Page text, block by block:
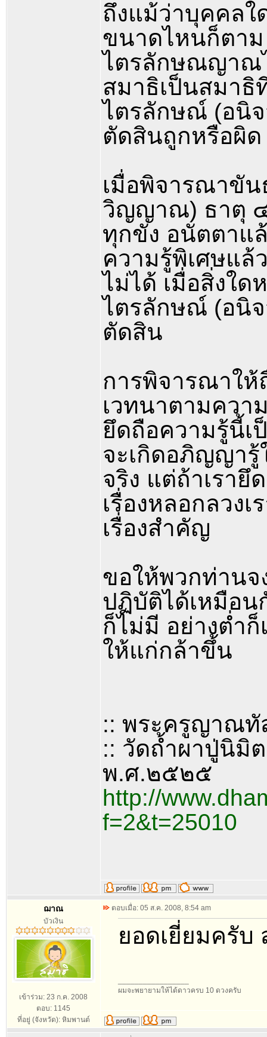
ถึงแม้ว่าบุคคลใ
ขนาดไหนก็ตา
ไตรลักษณญาณ
สมาธิเป็นสมาธิ
ไตรลักษณ์ (อนิจ
ตัดสินถูกหรือผิ
เมื่อพิจารณาขั
วิญญาณ) ธาตุ ๔
ทุกขัง อนัตตาแ
ความรู้พิเศษแล้
ไม่ได้ เมื่อสิ่งใด
ไตรลักษณ์ (อนิจ
ตัดสิน
การพิจารณาให้
เวทนาตามควา
ยึดถือความรู้นี้เ
จะเกิดอภิญญารู้
จริง แต่ถ้าเรายึ
เรื่องหลอกลวง
เรื่องสำคัญ
ขอให้พวกท่านจ
ปฏิบัติได้เหมือน
ก็ไม่มี อย่างต่ำ
ให้แก่กล้าขึ้น
:: พระครูญาณทั
:: วัดถ้ำผาปู่นิมิ
พ.ศ.๒๕๒๕
http://
f=2&t=25010
ฌาณ
บัวเงิน
เข้าร่วม: 23 ก.ค. 2008
ตอบ: 1145
ที่อยู่ (จังหวัด): หิมพานต์
ตอบเมื่อ: 05 ส.ค. 2008, 8:54 am
ยอดเยี่ยมครับ
ผมจะพยายามให้ได้ดาวครบ 10 ดวงครับ